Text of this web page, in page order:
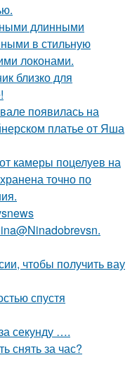
длинными
в стильную
локонами.
близко для
появилась на
платье от Яша
камеры поцелуев на
точно по
чтобы получить вау
спустя
секунду ….
снять за час?